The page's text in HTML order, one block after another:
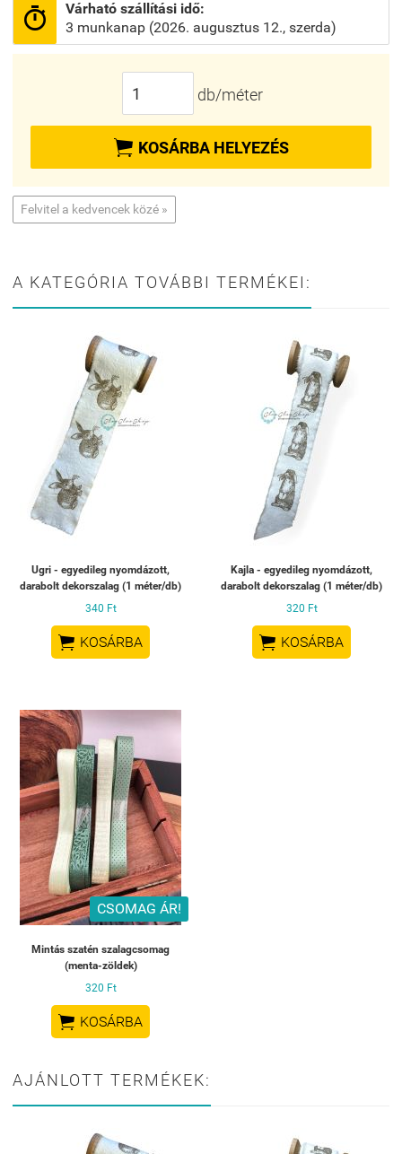

Várható szállítási idő:
3 munkanap (2026. augusztus 12., szerda)
db/méter
 KOSÁRBA HELYEZÉS
Felvitel a kedvencek közé »
A KATEGÓRIA TOVÁBBI TERMÉKEI:
Ugri - egyedileg nyomdázott,
darabolt dekorszalag (1 méter/db)
340 Ft
 KOSÁRBA
Kajla - egyedileg nyomdázott,
darabolt dekorszalag (1 méter/db)
320 Ft
 KOSÁRBA
CSOMAG ÁR!
Mintás szatén szalagcsomag
(menta-zöldek)
320 Ft
 KOSÁRBA
AJÁNLOTT TERMÉKEK: